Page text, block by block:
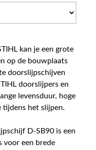
kan je een grote
op de bouwplaats
doorslijpschijven
doorslijpers en
levensduur, hoge
tijdens het slijpen.
D-SB90 is een
voor een brede